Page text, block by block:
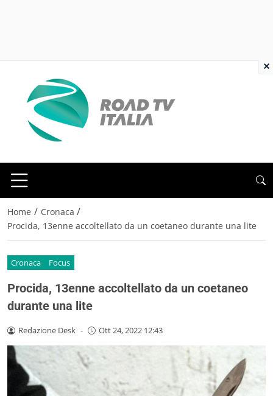
Home / Cronaca /
Procida, 13enne accoltellato da un coetaneo durante una lite
Cronaca Focus
Procida, 13enne accoltellato da un coetaneo
durante una lite
Redazione Desk - Ott 24, 2022 12:43
×